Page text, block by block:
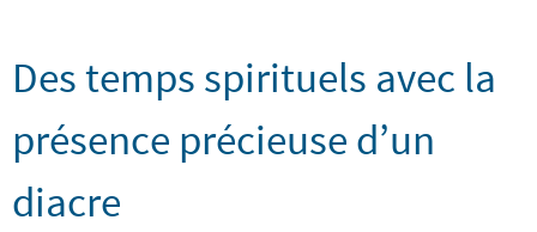
Des temps spirituels avec la
présence précieuse d’un
diacre